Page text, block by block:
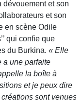
dévouement et son
et son
en scène Odile
qui confie que
du Burkina. « Elle
a une parfaite
la boîte à
et je peux dire
sont venues